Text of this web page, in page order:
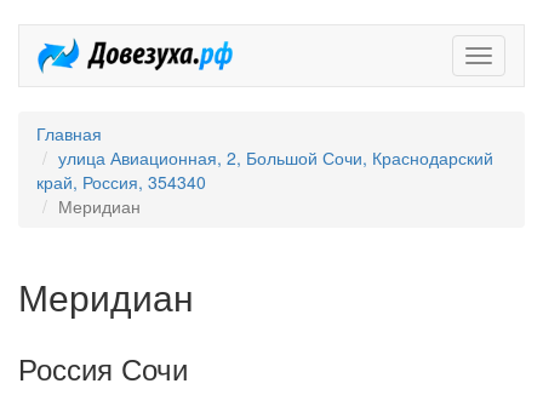
Главная
улица Авиационная, 2, Большой Сочи, Краснодарский
край, Россия, 354340
Меридиан
Меридиан
Россия Сочи